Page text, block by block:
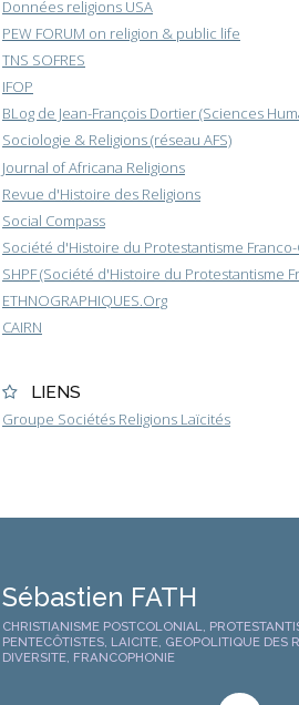
Données religions USA
PEW FORUM on religion & public life
TNS SOFRES
IFOP
BLog de Jean-François Dortier (Sciences
Sociologie & Religions (réseau AFS)
Journal of Africana Religions
Revue d'Histoire des Religions
Social Compass
Société d'Histoire du Protestantisme
SHPF (Société d'Histoire du Protestantisme
ETHNOGRAPHIQUES.Org
CAIRN
LIENS
Groupe Sociétés Religions Laïcités
Sébastien FATH
CHRISTIANISME POSTCOLONIAL,
PENTECÔTISTES, LAICITE, GEOPOLITIQUE DES
DIVERSITE, FRANCOPHONIE